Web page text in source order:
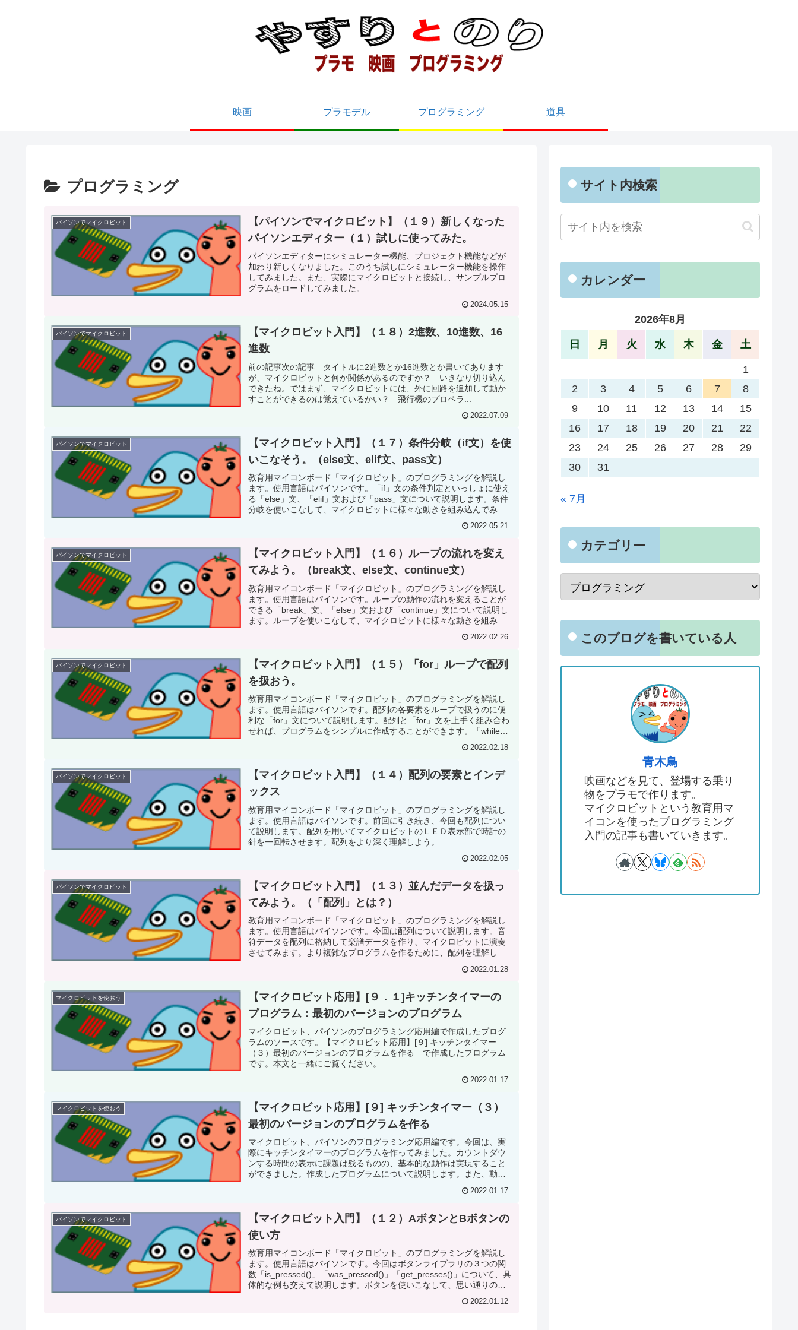
映画 プラモデル プログラミング 道具
プログラミング
パイソンでマイクロビット
【パイソンでマイクロビット】（１９）新しくなった
パイソンエディター（１）試しに使ってみた。
パイソンエディターにシミュレーター機能、プロジェクト機能などが
加わり新しくなりました。このうち試しにシミュレーター機能を操作
してみました。また、実際にマイクロビットと接続し、サンプルプロ
グラムをロードしてみました。
2024.05.15
パイソンでマイクロビット
【マイクロビット入門】（１８）2進数、10進数、16
進数
前の記事次の記事 タイトルに2進数とか16進数とか書いてあります
が、マイクロビットと何か関係があるのですか？ いきなり切り込ん
できたね。ではまず、マイクロビットには、外に回路を追加して動か
すことができるのは覚えているかい？ 飛行機のプロペラ...
2022.07.09
パイソンでマイクロビット
【マイクロビット入門】（１７）条件分岐（if文）を使
いこなそう。（else文、elif文、pass文）
教育用マイコンボード「マイクロビット」のプログラミングを解説し
ます。使用言語はパイソンです。「if」文の条件判定といっしょに使え
る「else」文、「elif」文および「pass」文について説明します。条件
分岐を使いこなして、マイクロビットに様々な動きを組み込んでみよ
2022.05.21
パイソンでマイクロビット
【マイクロビット入門】（１６）ループの流れを変え
てみよう。（break文、else文、continue文）
教育用マイコンボード「マイクロビット」のプログラミングを解説し
ます。使用言語はパイソンです。ループの動作の流れを変えることが
できる「break」文、「else」文および「continue」文について説明し
ます。ループを使いこなして、マイクロビットに様々な動きを組み込
2022.02.26
パイソンでマイクロビット
【マイクロビット入門】（１５）「for」ループで配列
を扱おう。
教育用マイコンボード「マイクロビット」のプログラミングを解説し
ます。使用言語はパイソンです。配列の各要素をループで扱うのに便
利な「for」文について説明します。配列と「for」文を上手く組み合わ
せれば、プログラムをシンプルに作成することができます。「while」
2022.02.18
パイソンでマイクロビット
【マイクロビット入門】（１４）配列の要素とインデ
ックス
教育用マイコンボード「マイクロビット」のプログラミングを解説し
ます。使用言語はパイソンです。前回に引き続き、今回も配列につい
て説明します。配列を用いてマイクロビットのＬＥＤ表示部で時計の
針を一回転させます。配列をより深く理解しよう。
2022.02.05
パイソンでマイクロビット
【マイクロビット入門】（１３）並んだデータを扱っ
てみよう。（「配列」とは？）
教育用マイコンボード「マイクロビット」のプログラミングを解説し
ます。使用言語はパイソンです。今回は配列について説明します。音
符データを配列に格納して楽譜データを作り、マイクロビットに演奏
させてみます。より複雑なプログラムを作るために、配列を理解しよ
2022.01.28
マイクロビットを使おう
【マイクロビット応用】[９．１]キッチンタイマーの
プログラム：最初のバージョンのプログラム
マイクロビット、パイソンのプログラミング応用編で作成したプログ
ラムのソースです。【マイクロビット応用】[９] キッチンタイマー
（３）最初のバージョンのプログラムを作る で作成したプログラム
です。本文と一緒にご覧ください。
2022.01.17
マイクロビットを使おう
【マイクロビット応用】[９] キッチンタイマー（３）
最初のバージョンのプログラムを作る
マイクロビット、パイソンのプログラミング応用編です。今回は、実
際にキッチンタイマーのプログラムを作ってみました。カウントダウ
ンする時間の表示に課題は残るものの、基本的な動作は実現すること
ができました。作成したプログラムについて説明します。また、動画
2022.01.17
パイソンでマイクロビット
【マイクロビット入門】（１２）AボタンとBボタンの
使い方
教育用マイコンボード「マイクロビット」のプログラミングを解説し
ます。使用言語はパイソンです。今回はボタンライブラリの３つの関
数「is_pressed()」「was_pressed()」「get_presses()」について、具
体的な例も交えて説明します。ボタンを使いこなして、思い通りの動
2022.01.12
サイト内検索
カレンダー
2026年8月
日 月 火 水 木 金 土
1
2
3 4 5 6 7
8
9
10 11 12 13 14
15
16
17 18 19 20 21
22
23
24 25 26 27 28
29
30
31
« 7月
カテゴリー
このブログを書いている人
青木鳥
映画などを見て、登場する乗り
物をプラモで作ります。
マイクロビットという教育用マ
イコンを使ったプログラミング
入門の記事も書いていきます。